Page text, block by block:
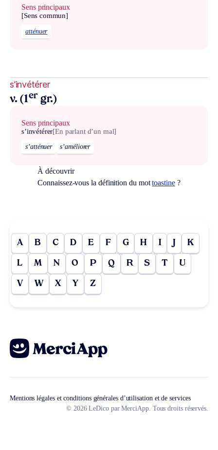
Sens principaux
[Sens commun]
atténuer
s’invétérer
v. (1er gr.)
Sens principaux
s’invétérer[En parlant d’un mal]
s’atténuer s’améliorer
À découvrir
Connaissez-vous la définition du mottoastine?
A B C D E F G H I J K
L M N O P Q R S T U
V W X Y Z
Mentions légales et conditions générales d’utilisation et de services
© 2026 LeDico par MerciApp. Tous droits réservés.